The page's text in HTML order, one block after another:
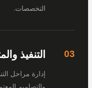
التخصصات.
التنفيذ والمتابعة
إدارة مراحل التنفيذ